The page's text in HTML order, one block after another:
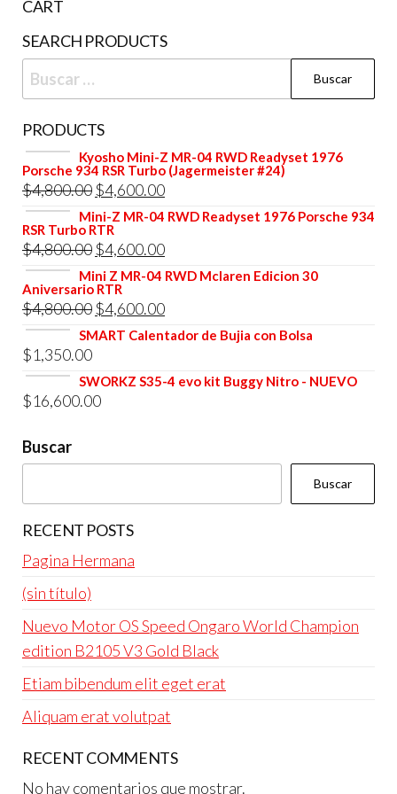
CART
SEARCH PRODUCTS
Buscar:
PRODUCTS
Kyosho Mini-Z MR-04 RWD Readyset 1976
Porsche 934 RSR Turbo (Jagermeister #24)
$4,800.00 El
precio
original
era:
$4,800.00.
$4,600.00El
precio
es:
Mini-Z MR-04 RWD Readyset 1976 Porsche 934
RSR Turbo RTR
$4,800.00 El
precio
original
era:
$4,600.00El
precio
es:
$4,600.00.
Mini Z MR-04 RWD Mclaren Edicion 30
Aniversario RTR
$4,800.00 El
precio
era:
$4,800.00.
$4,600.00El
precio
es:
SMART Calentador de Bujia con Bolsa
$1,350.00
SWORKZ S35-4 evo kit Buggy Nitro - NUEVO
$16,600.00
Buscar
Buscar
RECENT POSTS
Pagina Hermana
(sin título)
Nuevo Motor OS Speed Ongaro World Champion
edition B2105 V3 Gold Black
Etiam bibendum elit eget erat
Aliquam erat volutpat
RECENT COMMENTS
No hay comentarios que mostrar.